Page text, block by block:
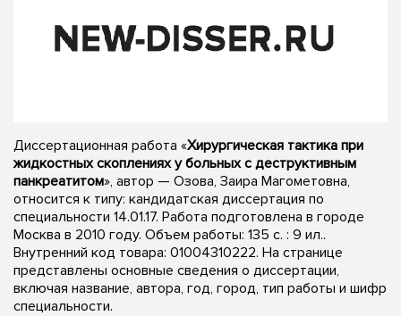
Диссертационная работа «Хирургическая тактика при
жидкостных скоплениях у больных с деструктивным
панкреатитом», автор — Озова, Заира Магометовна,
относится к типу: кандидатская диссертация по
специальности 14.01.17. Работа подготовлена в городе
Москва в 2010 году. Объем работы: 135 с. : 9 ил..
Внутренний код товара: 01004310222. На странице
представлены основные сведения о диссертации,
включая название, автора, год, город, тип работы и шифр
специальности.